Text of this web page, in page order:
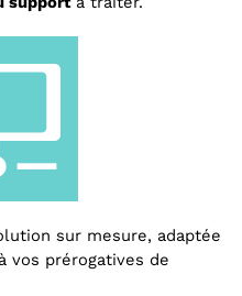
sur mesure, adaptée
vos prérogatives de